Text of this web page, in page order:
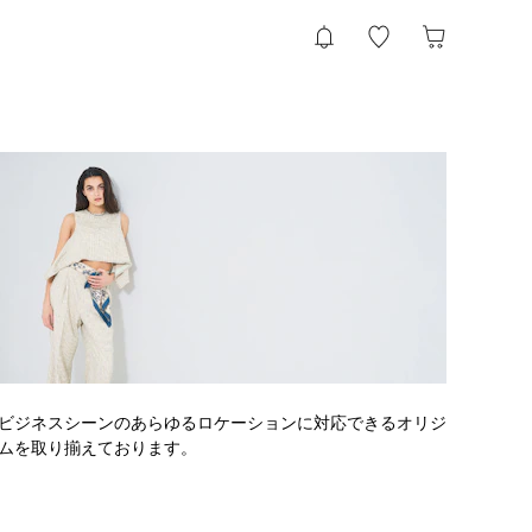
ジネスシーンのあらゆるロケーションに対応できるオリジ
を取り揃えております。